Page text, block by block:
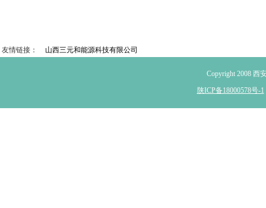
友情链接： 山西三元和能源科技有限公司
Copyright 2008 西
陕ICP备18000578号-1